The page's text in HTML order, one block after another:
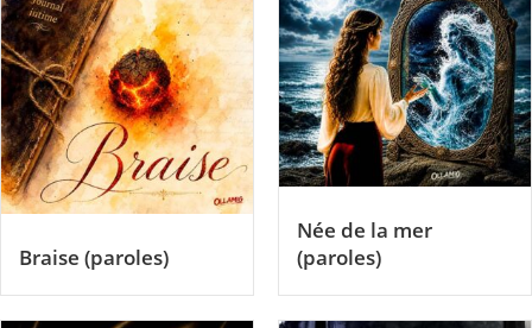
Née de la mer
(paroles)
Braise (paroles)